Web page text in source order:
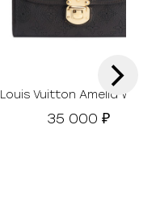
Louis Vuitton Amelia
35 000₽
›